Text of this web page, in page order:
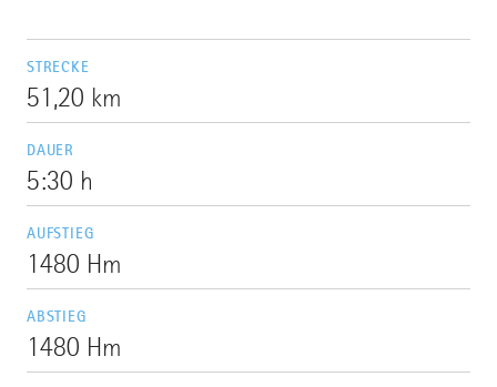
STRECKE
51,20 km
DAUER
5:30 h
AUFSTIEG
1480 Hm
ABSTIEG
1480 Hm